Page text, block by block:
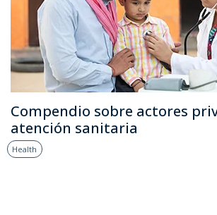
Compendio sobre actores
atención sanitaria
Health